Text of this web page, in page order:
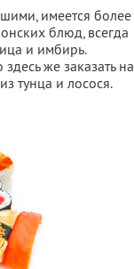
имеется более
блюд, всегда
и имбирь.
же заказать на
тунца и лосося.